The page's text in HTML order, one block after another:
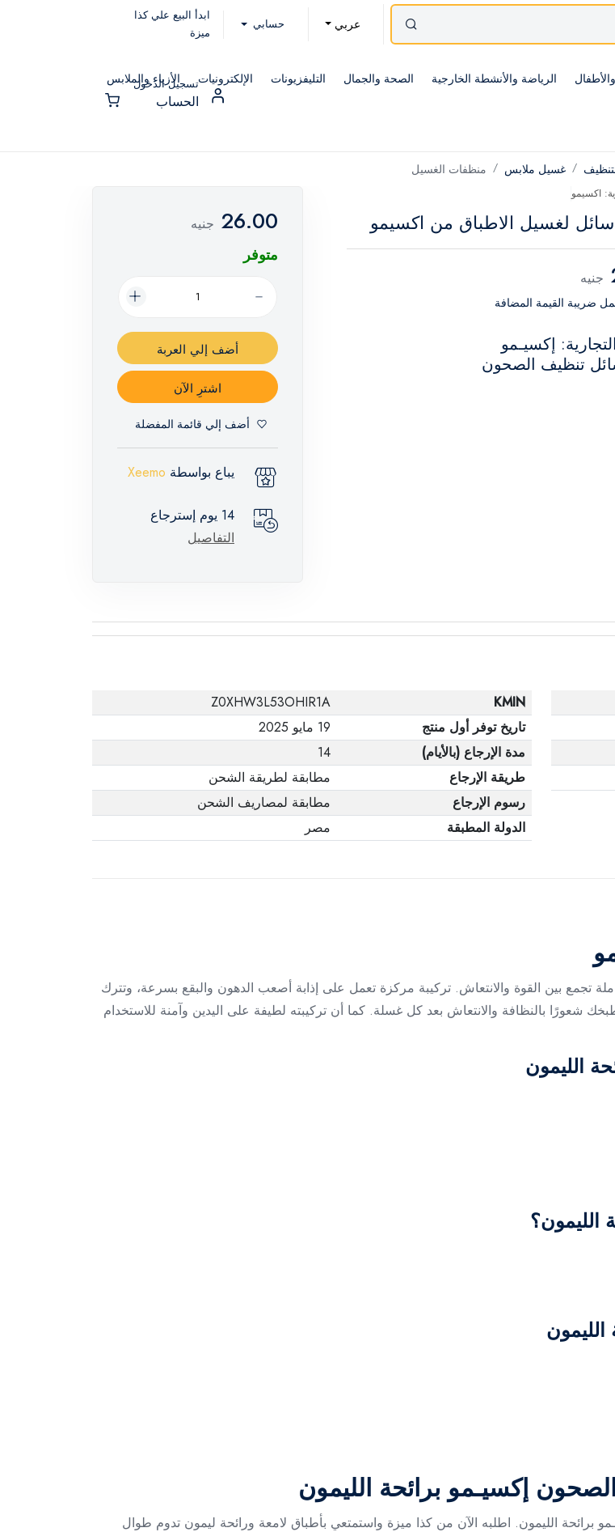
عربي حسابي
ابدأ البيع علي كذا
ميزة
الرياضة والأنشطة الخارجية الصحة والجمال التليفزيونات الإلكترونيات الأزياء والملابس
تسجيل الدخول
الحساب
غسيل ملابس منظفات الغسيل
اكسيمو
لغسيل الاطباق من اكسيمو
جنيه
ضريبة القيمة المضافة
إكسيـمو
تنظيف الصحون
26.00 جنيه
متوفر
أضف إلي العربة
اشترِ الآن
أضف إلي قائمة المفضلة
يباع بواسطة Xeemo
14 يوم إسترجاع
التفاصيل
KMIN
Z0XHW3L53OHIR1A
تاريخ توفر أول منتج
19 مايو 2025
مدة الإرجاع (بالأيام)
14
طريقة الإرجاع
مطابقة لطريقة الشحن
رسوم الإرجاع
مطابقة لمصاريف الشحن
الدولة المطبقة
مصر
تجمع بين القوة والانتعاش. تركيبة مركزة تعمل على إذابة أصعب الدهون والبقع بسرعة، وتترك
شعورًا بالنظافة والانتعاش بعد كل غسلة. كما أن تركيبته لطيفة على اليدين وآمنة للاستخدام
الليمون
إكسيـمو برائحة الليمون
الليمون. اطلبه الآن من كذا ميزة واستمتعي بأطباق لامعة ورائحة ليمون تدوم طوال